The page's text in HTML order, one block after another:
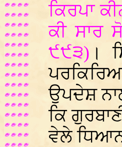
ਕਿਰਪਾ
ਕੀ ਸਾਰ
੯੯੩) ।
ਉਪਦੇਸ਼
ਕਿ
ਵੇਲੇ